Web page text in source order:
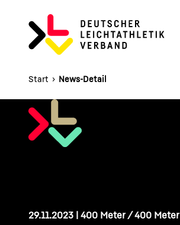
HAUPTNAVIGATION
Start › News-Detail
29.11.2023 | 400 Meter / 400